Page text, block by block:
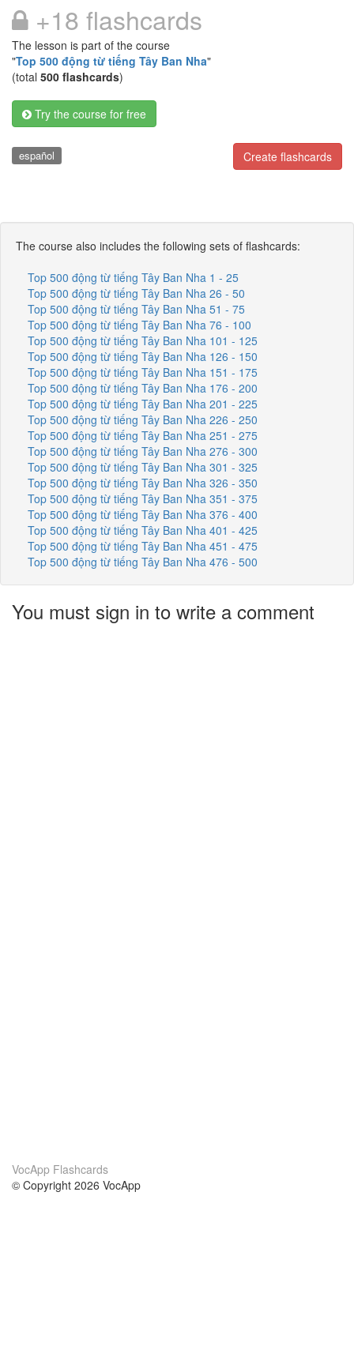
+18 flashcards
The lesson is part of the course
"Top 500 động từ tiếng Tây Ban Nha"
(total 500 flashcards)
Try the course for free
Create flashcards
español
The course also includes the following sets of flashcards:
Top 500 động từ tiếng Tây Ban Nha 1 - 25
Top 500 động từ tiếng Tây Ban Nha 26 - 50
Top 500 động từ tiếng Tây Ban Nha 51 - 75
Top 500 động từ tiếng Tây Ban Nha 76 - 100
Top 500 động từ tiếng Tây Ban Nha 101 - 125
Top 500 động từ tiếng Tây Ban Nha 126 - 150
Top 500 động từ tiếng Tây Ban Nha 151 - 175
Top 500 động từ tiếng Tây Ban Nha 176 - 200
Top 500 động từ tiếng Tây Ban Nha 201 - 225
Top 500 động từ tiếng Tây Ban Nha 226 - 250
Top 500 động từ tiếng Tây Ban Nha 251 - 275
Top 500 động từ tiếng Tây Ban Nha 276 - 300
Top 500 động từ tiếng Tây Ban Nha 301 - 325
Top 500 động từ tiếng Tây Ban Nha 326 - 350
Top 500 động từ tiếng Tây Ban Nha 351 - 375
Top 500 động từ tiếng Tây Ban Nha 376 - 400
Top 500 động từ tiếng Tây Ban Nha 401 - 425
Top 500 động từ tiếng Tây Ban Nha 451 - 475
Top 500 động từ tiếng Tây Ban Nha 476 - 500
You must sign in to write a comment
VocApp Flashcards
© Copyright 2026 VocApp